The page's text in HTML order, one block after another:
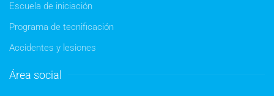
Escuela de iniciación
Programa de tecnificación
Accidentes y lesiones
Área social